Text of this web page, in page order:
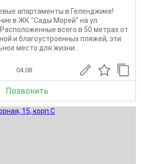
апартаменты в Геленджике!
в ЖК "Сады Морей" на ул.
всего в 50 метрах от
и благоустроенных пляжей, эти
место для жизни...
04.08
Позвонить